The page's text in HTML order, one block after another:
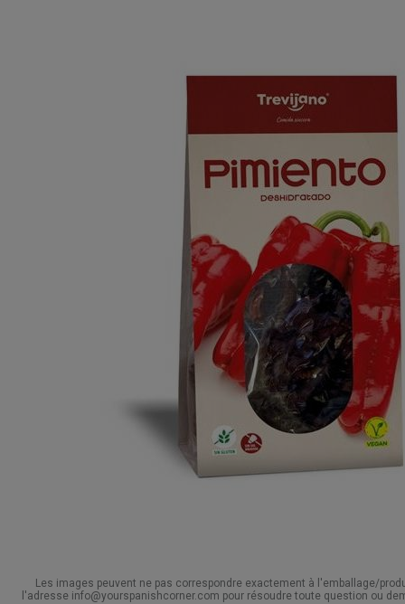
Les images peuvent ne pas correspondre exactement à l'emballage/
l'adresse info@yourspanishcorner.com pour résoudre toute question ou